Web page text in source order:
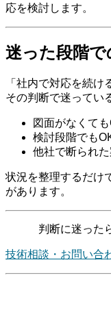
応を検討します。
迷った段階
「社内で対応を続け
その判断で迷ってい
図面がなくて
検討段階でも
他社で断られ
状況を整理するだけ
があります。
判断に迷った
技術相談・お問い合